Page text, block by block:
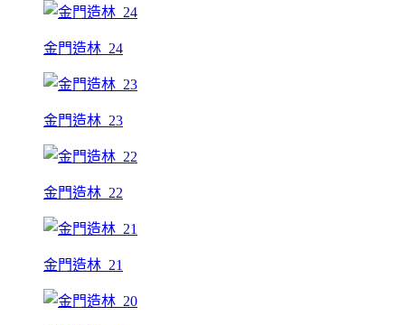
金門造林_24
金門造林_23
金門造林_22
金門造林_21